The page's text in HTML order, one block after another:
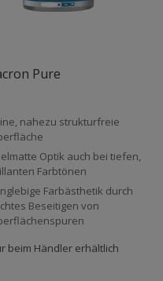
Pure
nahezu strukturfreie
Optik auch bei tiefen,
Farbtönen
Farbästhetik durch
Beseitigen von
beim Händler erhältlich